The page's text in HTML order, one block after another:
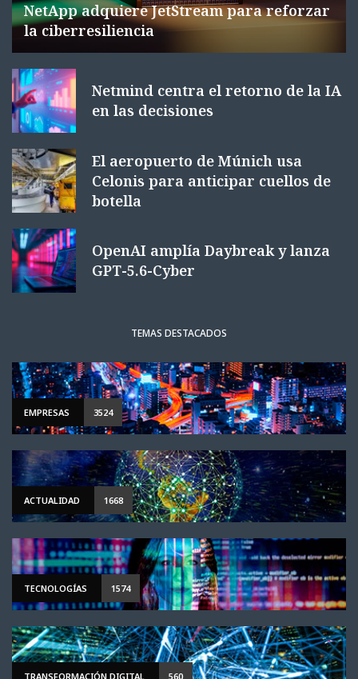
NetApp adquiere JetStream para reforzar
la ciberresiliencia
Netmind centra el retorno de la IA
en las decisiones
El aeropuerto de Múnich usa
Celonis para anticipar cuellos de
botella
OpenAI amplía Daybreak y lanza
GPT-5.6-Cyber
TEMAS DESTACADOS
EMPRESAS 3524
ACTUALIDAD 1668
TECNOLOGÍAS 1574
TRANSFORMACIÓN DIGITAL 560